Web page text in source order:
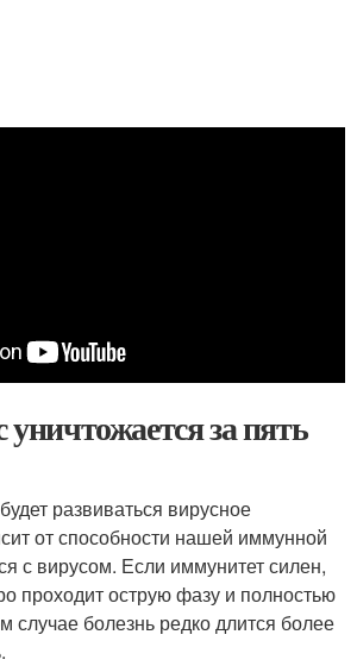
за пять
развиваться вирусное
от способности нашей иммунной
с вирусом. Если иммунитет силен,
проходит острую фазу и полностью
случае болезнь редко длится более